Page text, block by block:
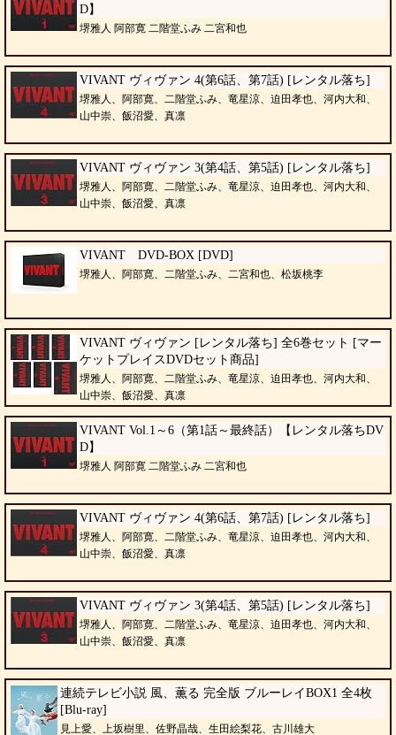
D】
堺雅人 阿部寛 二階堂ふみ 二宮和也
VIVANT ヴィヴァン 4(第6話、第7話) [レンタル落ち]
堺雅人、阿部寛、二階堂ふみ、竜星涼、迫田孝也、河内大和、
山中崇、飯沼愛、真凛
VIVANT ヴィヴァン 3(第4話、第5話) [レンタル落ち]
堺雅人、阿部寛、二階堂ふみ、竜星涼、迫田孝也、河内大和、
山中崇、飯沼愛、真凛
VIVANT DVD-BOX [DVD]
堺雅人、阿部寛、二階堂ふみ、二宮和也、松坂桃李
VIVANT ヴィヴァン [レンタル落ち] 全6巻セット [マー
ケットプレイスDVDセット商品]
堺雅人、阿部寛、二階堂ふみ、竜星涼、迫田孝也、河内大和、
山中崇、飯沼愛、真凛
VIVANT Vol.1～6（第1話～最終話）【レンタル落ちDV
D】
堺雅人 阿部寛 二階堂ふみ 二宮和也
VIVANT ヴィヴァン 4(第6話、第7話) [レンタル落ち]
堺雅人、阿部寛、二階堂ふみ、竜星涼、迫田孝也、河内大和、
山中崇、飯沼愛、真凛
VIVANT ヴィヴァン 3(第4話、第5話) [レンタル落ち]
堺雅人、阿部寛、二階堂ふみ、竜星涼、迫田孝也、河内大和、
山中崇、飯沼愛、真凛
連続テレビ小説 風、薫る 完全版 ブルーレイBOX1 全4枚
[Blu-ray]
見上愛、上坂樹里、佐野晶哉、生田絵梨花、古川雄大